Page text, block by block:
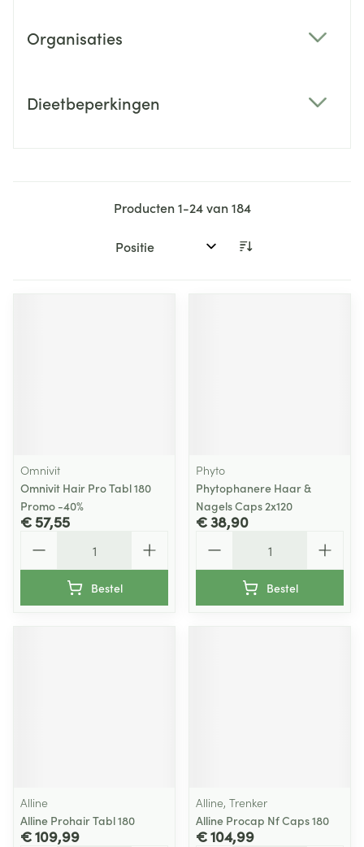
Organisaties
Dieetbeperkingen
Producten1-24van184
Sorteer op:
Omnivit
Omnivit Hair Pro Tabl 180
Promo -40%
€ 57,55
Bestel
Phyto
Phytophanere Haar &
Nagels Caps 2x120
€ 38,90
Bestel
Alline
Alline Prohair Tabl 180
€ 109,99
Alline, Trenker
Alline Procap Nf Caps 180
€ 104,99